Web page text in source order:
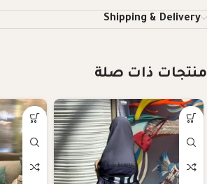
Shipping & Delivery
منتجات ذات صلة